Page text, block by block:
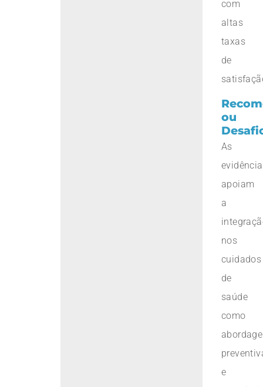
com
altas
taxas
de
ou
As
apoiam
a
nos
cuidados
de
saúde
como
e